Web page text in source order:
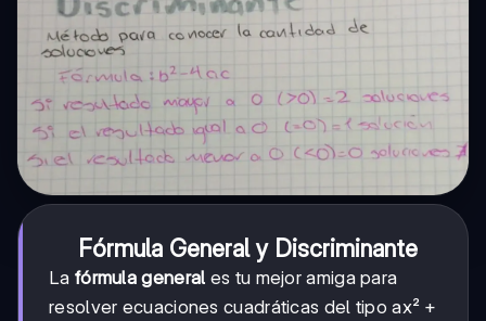
Fórmula General y Discriminante
La fórmula general es tu mejor amiga para
resolver ecuaciones cuadráticas del tipo ax² +